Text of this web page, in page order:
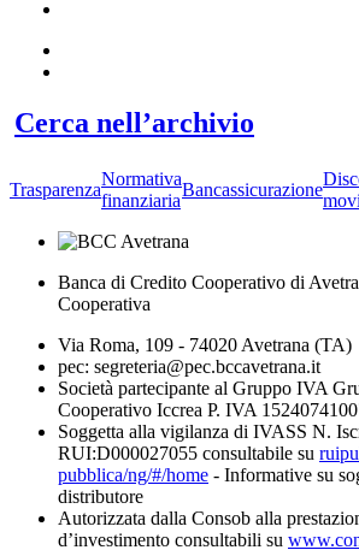
Cerca nell’archivio
Trasparenza
Normativa
finanziaria
Bancassicurazione
Banca di Credito Cooperativo di
Cooperativa
Via Roma, 109 - 74020 Avetrana (TA)
pec: segreteria@pec.bccavetrana.it
Società partecipante al Gruppo IVA
Cooperativo Iccrea P. IVA
Soggetta alla vigilanza di IVASS N.
RUI:D000027055 consultabile su
pubblica/ng/#/home - Informative su
distributore
Autorizzata dalla Consob alla
d’investimento consultabili su